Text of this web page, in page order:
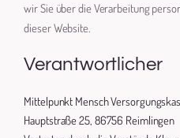
wir Sie über die Verarbeitung
dieser Website.
Verantwortlicher
Mittelpunkt Mensch
Hauptstraße 25, 86756 Reimlingen